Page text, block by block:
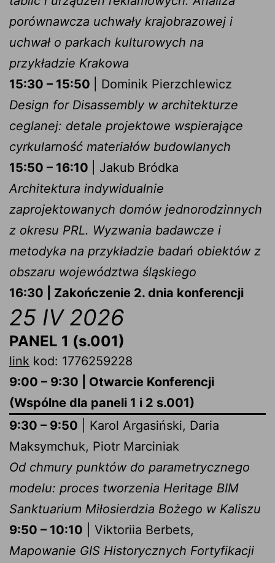
porównawcza uchwały krajobrazowej i
uchwał o parkach kulturowych na
przykładzie Krakowa
15:30 – 15:50
| Dominik Pierzchlewicz
Design for Disassembly w architekturze
ceglanej: detale projektowe wspierające
cyrkularność materiałów budowlanych
15:50 – 16:10
| Jakub Bródka
Architektura indywidualnie
zaprojektowanych domów jednorodzinnych
z okresu PRL. Wyzwania badawcze i
metodyka na przykładzie badań obiektów z
obszaru województwa śląskiego
16:30 | Zakończenie 2. dnia konferencji
25 IV 2026
PANEL 1 (s.001)
link kod: 1776259228
9:00 – 9:30 | Otwarcie Konferencji
(Wspólne dla paneli 1 i 2 s.001)
9:30 – 9:50 | Karol Argasiński, Daria
Maksymchuk, Piotr Marciniak
Od chmury punktów do parametrycznego
modelu: proces tworzenia Heritage BIM
Sanktuarium Miłosierdzia Bożego w Kaliszu
9:50 – 10:10 | Viktoriia Berbets,
Mapowanie GIS Historycznych Fortyfikacji